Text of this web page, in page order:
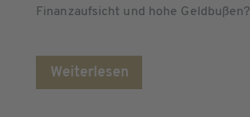
Finanzaufsicht und hohe Geldbußen?
Weiterlesen